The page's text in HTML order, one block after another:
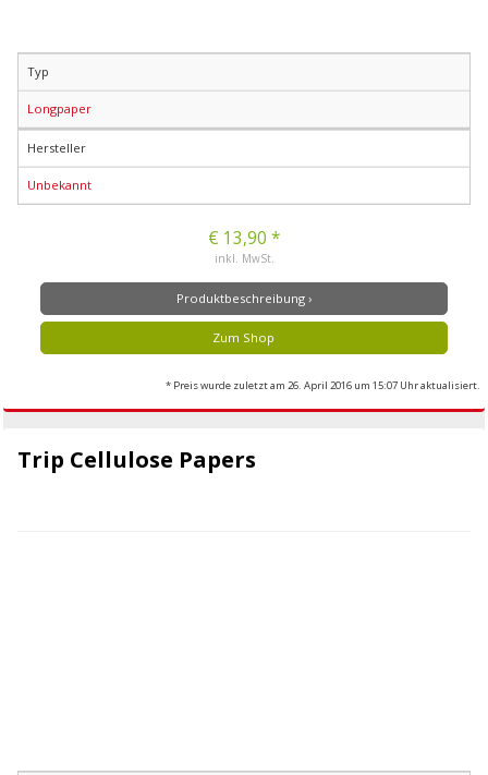
Typ
Longpaper
Hersteller
Unbekannt
€ 13,90 *
inkl. MwSt.
Produktbeschreibung ›
Zum Shop
* Preis wurde zuletzt am 26. April 2016 um 15:07 Uhr aktualisiert.
Trip Cellulose Papers